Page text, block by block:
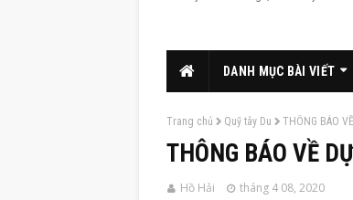
DANH MỤC BÀI VIẾT
Trang chủ Quỹ tây Du THÔNG BÁO
THÔNG BÁO VỀ
Hồ Hải tháng 4 08, 2020